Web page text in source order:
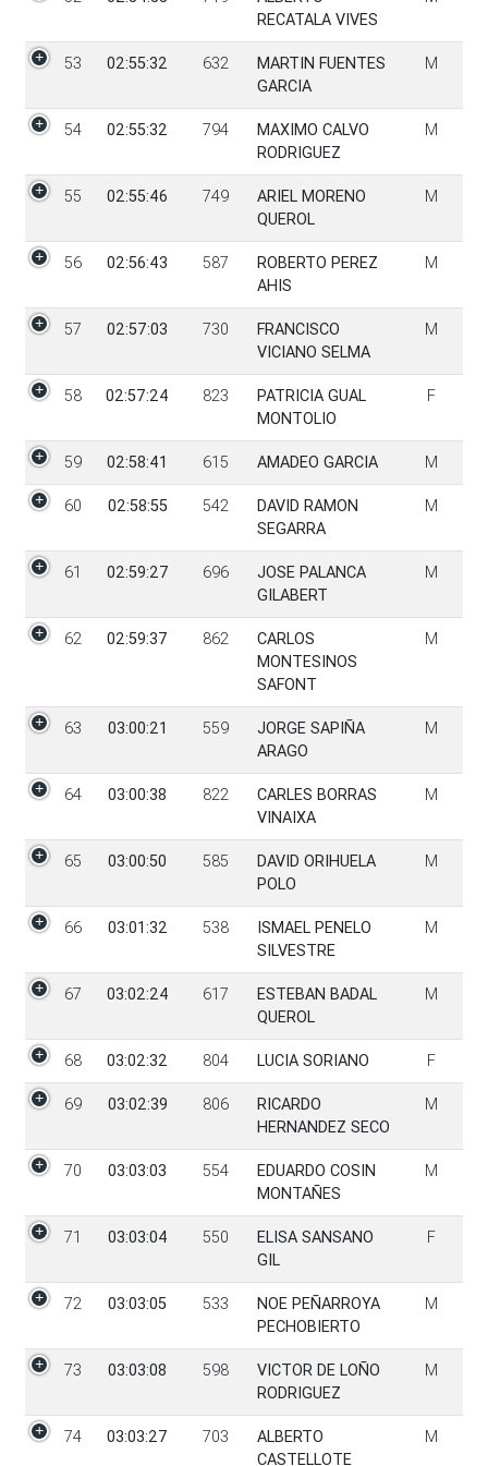
RECATALA VIVES
53 02:55:32 632
MARTIN FUENTES
GARCIA
M
54 02:55:32 794
MAXIMO CALVO
RODRIGUEZ
M
55 02:55:46 749
ARIEL MORENO
QUEROL
M
56 02:56:43 587
ROBERTO PEREZ
AHIS
M
57 02:57:03 730
FRANCISCO
VICIANO SELMA
M
58 02:57:24 823
PATRICIA GUAL
MONTOLIO
F
59 02:58:41 615 AMADEO GARCIA M
60 02:58:55 542
DAVID RAMON
SEGARRA
M
61 02:59:27 696
JOSE PALANCA
GILABERT
M
62 02:59:37 862
CARLOS
MONTESINOS
SAFONT
M
63 03:00:21 559
JORGE SAPIÑA
ARAGO
M
64 03:00:38 822
CARLES BORRAS
VINAIXA
M
65 03:00:50 585
DAVID ORIHUELA
POLO
M
66 03:01:32 538
ISMAEL PENELO
SILVESTRE
M
67 03:02:24 617
ESTEBAN BADAL
QUEROL
M
68 03:02:32 804 LUCIA SORIANO F
69 03:02:39 806
RICARDO
HERNANDEZ SECO
M
70 03:03:03 554
EDUARDO COSIN
MONTAÑES
M
71 03:03:04 550
ELISA SANSANO
GIL
F
72 03:03:05 533
NOE PEÑARROYA
PECHOBIERTO
M
73 03:03:08 598
VICTOR DE LOÑO
RODRIGUEZ
M
74 03:03:27 703
ALBERTO
CASTELLOTE
M